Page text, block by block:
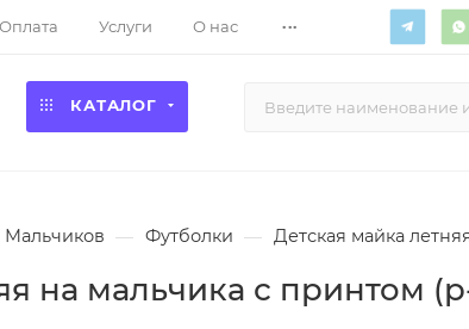
Оплата Услуги О нас ...
КАТАЛОГ
— Футболки — Детская майка
на мальчика с принтом